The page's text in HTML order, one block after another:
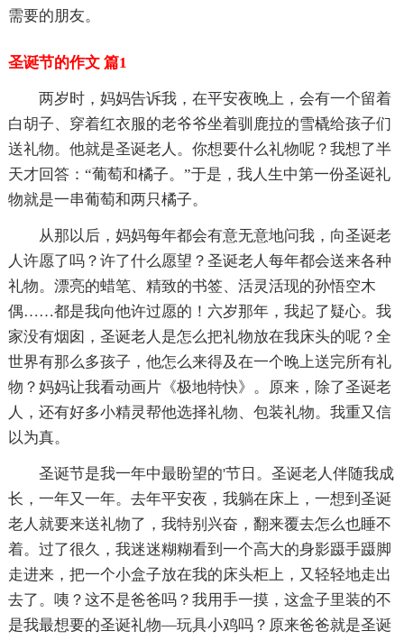
需要的朋友。
圣诞节的作文 篇1
两岁时，妈妈告诉我，在平安夜晚上，会有一个留着
白胡子、穿着红衣服的老爷爷坐着驯鹿拉的雪橇给孩子们
送礼物。他就是圣诞老人。你想要什么礼物呢？我想了半
天才回答：“葡萄和橘子。”于是，我人生中第一份圣诞礼
物就是一串葡萄和两只橘子。
从那以后，妈妈每年都会有意无意地问我，向圣诞老
人许愿了吗？许了什么愿望？圣诞老人每年都会送来各种
礼物。漂亮的蜡笔、精致的书签、活灵活现的孙悟空木
偶……都是我向他许过愿的！六岁那年，我起了疑心。我
家没有烟囱，圣诞老人是怎么把礼物放在我床头的呢？全
世界有那么多孩子，他怎么来得及在一个晚上送完所有礼
物？妈妈让我看动画片《极地特快》。原来，除了圣诞老
人，还有好多小精灵帮他选择礼物、包装礼物。我重又信
以为真。
圣诞节是我一年中最盼望的'节日。圣诞老人伴随我成
长，一年又一年。去年平安夜，我躺在床上，一想到圣诞
老人就要来送礼物了，我特别兴奋，翻来覆去怎么也睡不
着。过了很久，我迷迷糊糊看到一个高大的身影蹑手蹑脚
走进来，把一个小盒子放在我的床头柜上，又轻轻地走出
去了。咦？这不是爸爸吗？我用手一摸，这盒子里装的不
是我最想要的圣诞礼物—玩具小鸡吗？原来爸爸就是圣诞